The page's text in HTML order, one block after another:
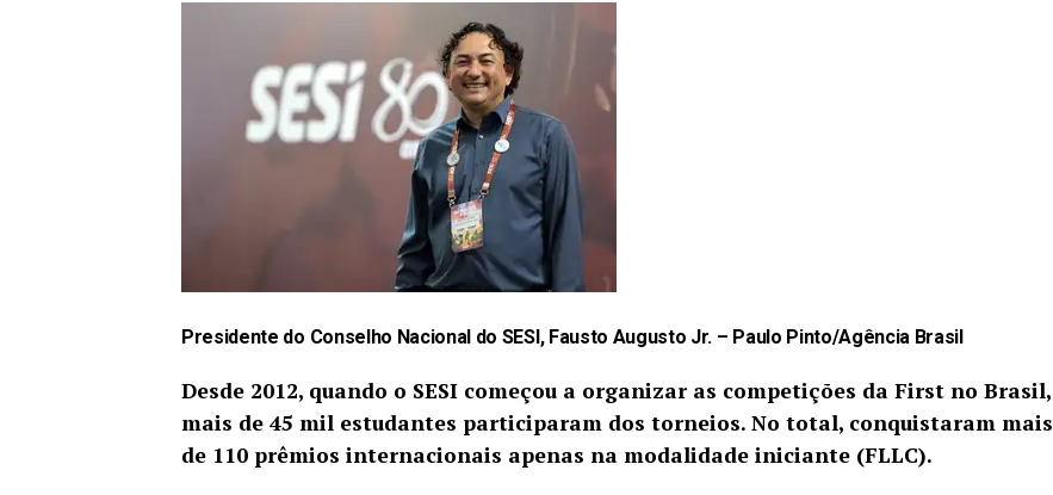
Presidente do Conselho Nacional do SESI, Fausto Augusto Jr. – Paulo Pinto/Agência Brasil
Desde 2012, quando o SESI começou a organizar as competições da First no Brasil,
mais de 45 mil estudantes participaram dos torneios. No total, conquistaram mais
de 110 prêmios internacionais apenas na modalidade iniciante (FLLC).